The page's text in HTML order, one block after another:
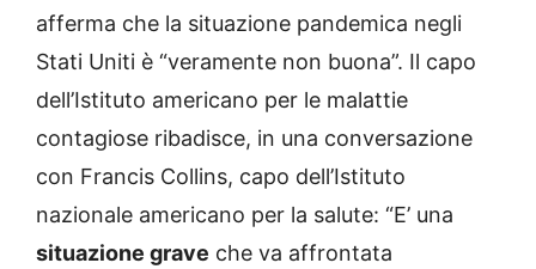
afferma che la situazione pandemica negli
Stati Uniti è “veramente non buona”. Il capo
dell’Istituto americano per le malattie
contagiose ribadisce, in una conversazione
con Francis Collins, capo dell’Istituto
nazionale americano per la salute: “E’ una
situazione grave che va affrontata